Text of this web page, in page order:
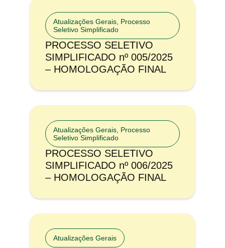
Atualizações Gerais Processo
Seletivo Simplificado
PROCESSO SELETIVO
SIMPLIFICADO nº 005/2025
– HOMOLOGAÇÃO FINAL
Atualizações Gerais Processo
Seletivo Simplificado
PROCESSO SELETIVO
SIMPLIFICADO nº 006/2025
– HOMOLOGAÇÃO FINAL
Atualizações Gerais